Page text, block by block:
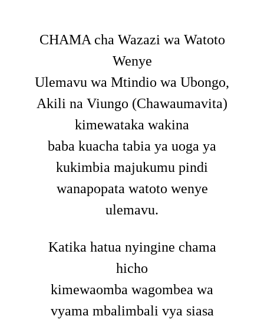
CHAMA cha Wazazi wa Watoto
Wenye
Ulemavu wa Mtindio wa Ubongo,
Akili na Viungo (Chawaumavita)
kimewataka wakina
baba kuacha tabia ya uoga ya
kukimbia majukumu pindi
wanapopata watoto wenye
ulemavu.
Katika hatua nyingine chama
hicho
kimewaomba wagombea wa
vyama mbalimbali vya siasa